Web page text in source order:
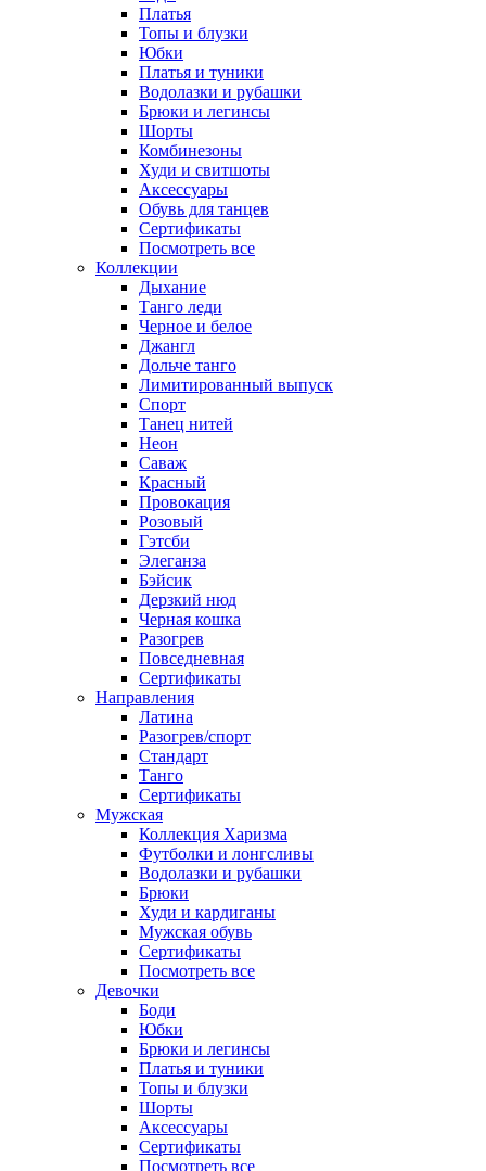
Платья
Топы и блузки
Юбки
Платья и туники
Водолазки и рубашки
Брюки и легинсы
Шорты
Комбинезоны
Худи и свитшоты
Аксессуары
Обувь для танцев
Сертификаты
Посмотреть все
Коллекции
Дыхание
Танго леди
Черное и белое
Джангл
Дольче танго
Лимитированный выпуск
Спорт
Танец нитей
Неон
Саваж
Красный
Провокация
Розовый
Гэтсби
Элеганза
Бэйсик
Дерзкий нюд
Черная кошка
Разогрев
Повседневная
Сертификаты
Направления
Латина
Разогрев/спорт
Стандарт
Танго
Сертификаты
Мужская
Коллекция Харизма
Футболки и лонгсливы
Водолазки и рубашки
Брюки
Худи и кардиганы
Мужская обувь
Сертификаты
Посмотреть все
Девочки
Боди
Юбки
Брюки и легинсы
Платья и туники
Топы и блузки
Шорты
Аксессуары
Сертификаты
Посмотреть все